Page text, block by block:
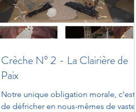
Crèche N° 2 - La Clairière de
Paix
Notre unique obligation morale, c’est
de défricher en nous-mêmes de vastes